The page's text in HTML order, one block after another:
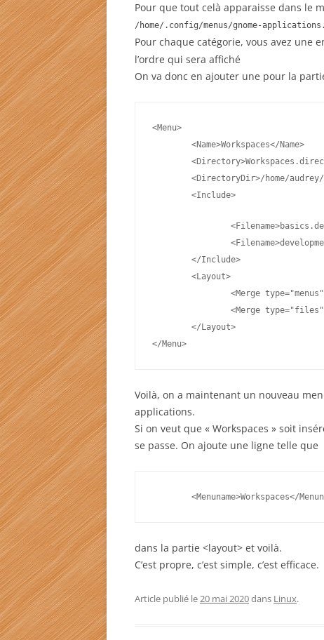
Pour que tout celà apparaisse dans le
/home/.config/menus/gnome-
Pour chaque catégorie, vous avez une
l’ordre qui sera affiché
On va donc en ajouter une pour la
<Menu>
	<Name>Workspaces</Name>
<DirectoryDir>/home/
	<Include>
	</Include>
	<Layout>
<Merge
<Merge
	</Layout>
</Menu>
Voilà, on a maintenant un nouveau
applications.
Si on veut que « Workspaces » soit
se passe. On ajoute une ligne telle que
<Menuname>Workspaces</
dans la partie <layout> et voilà.
C’est propre, c’est simple, c’est efficace.
Article publié le20 mai 2020dans Linux.